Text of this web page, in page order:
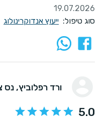
19.07.2026
סוג טיפול: ייעוץ אנדוקרינולוג
ורד רפלוביץ, נס
5.0